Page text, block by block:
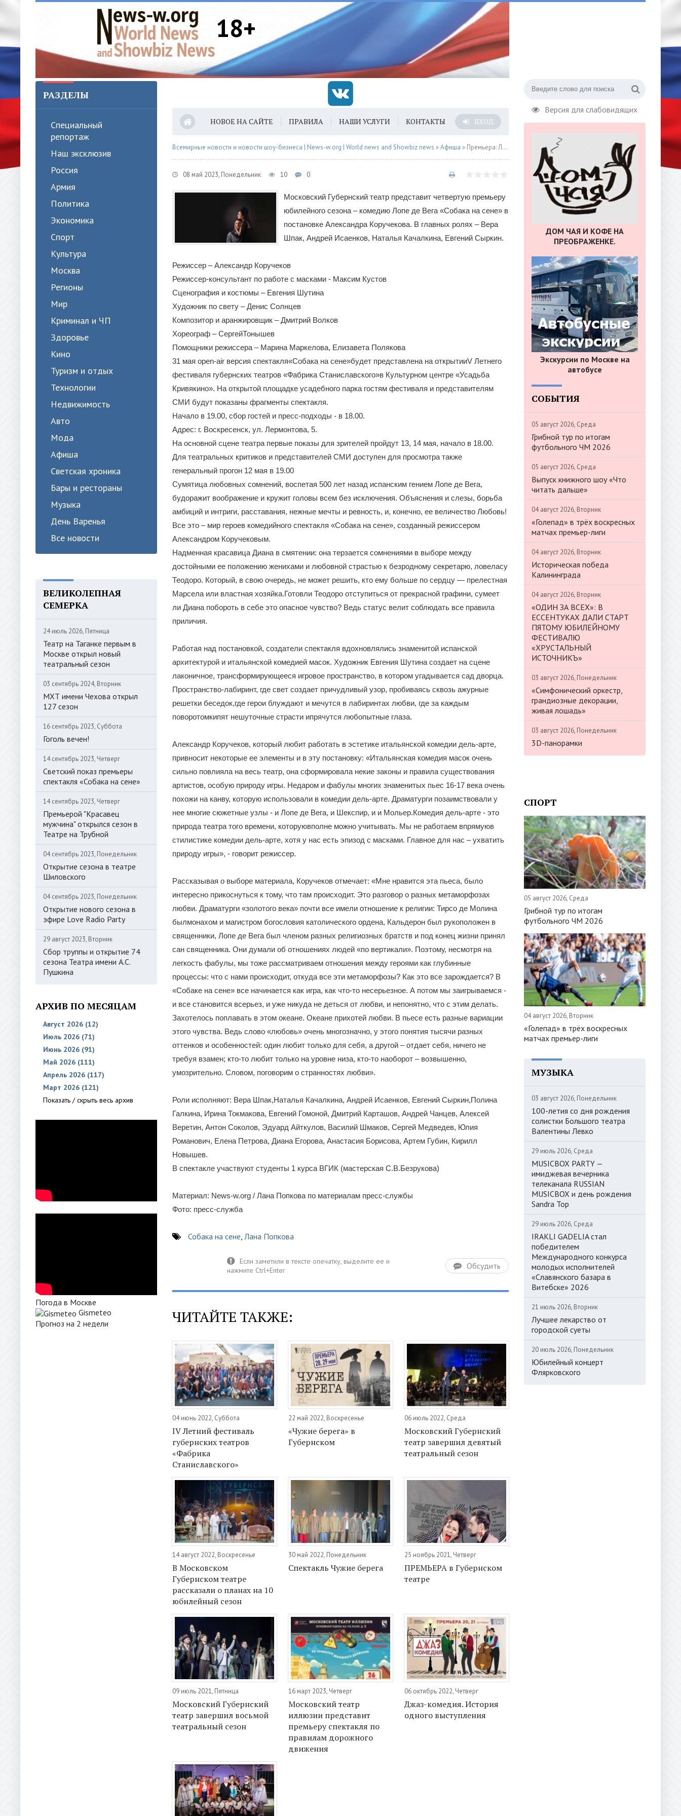
18+
Версия для слабовидящих
РАЗДЕЛЫ
Специальный
репортаж
Наш эксклюзив
Россия
Армия
Политика
Экономика
Спорт
Культура
Москва
Регионы
Мир
Криминал и ЧП
Здоровье
Кино
Туризм и отдых
Технологии
Недвижимость
Авто
Мода
Афиша
Светская хроника
Бары и рестораны
Музыка
День Варенья
Все новости
ВЕЛИКОЛЕПНАЯ
СЕМЕРКА
24 июль 2026, Пятница
Театр на Таганке первым в
Москве открыл новый
театральный сезон
03 сентябрь 2024, Вторник
МХТ имени Чехова открыл
127 сезон
16 сентябрь 2023, Суббота
Гоголь вечен!
14 сентябрь 2023, Четверг
Светский показ премьеры
спектакля «Собака на сене»
14 сентябрь 2023, Четверг
Премьерой "Красавец
мужчина" открылся сезон в
Театре на Трубной
04 сентябрь 2023, Понедельник
Открытие сезона в театре
Шиловского
04 сентябрь 2023, Понедельник
Открытие нового сезона в
эфире Love Radio Party
29 август 2023, Вторник
Сбор труппы и открытие 74
сезона Театра имени А.С.
Пушкина
АРХИВ ПО МЕСЯЦАМ
Август 2026 (12)
Июль 2026 (71)
Июнь 2026 (91)
Май 2026 (111)
Апрель 2026 (117)
Март 2026 (121)
Показать / скрыть весь архив
Погода в Москве
Gismeteo
Прогноз на 2 недели
НОВОЕ НА САЙТЕ ПРАВИЛА НАШИ УСЛУГИ КОНТАКТЫ ВХОД
Всемирные новости и новости шоу-бизнеса | News-w.org | World news and Showbiz news »Афиша » Премьера: Лопе де Вега «Собака на сене»
08 май 2023, Понедельник 10 0
Московский Губернский театр представит четвертую премьеру
юбилейного сезона – комедию Лопе де Вега «Собака на сене» в
постановке Александра Коручекова. В главных ролях – Вера
Шпак, Андрей Исаенков, Наталья Качалкина, Евгений Сыркин.
Режиссер – Александр Коручеков
Режиссер-консультант по работе с масками - Максим Кустов
Сценография и костюмы – Евгения Шутина
Художник по свету – Денис Солнцев
Композитор и аранжировщик – Дмитрий Волков
Хореограф – СергейТонышев
Помощники режиссера – Марина Маркелова, Елизавета Полякова
31 мая оpen-air версия спектакля«Собака на сене»будет представлена на открытииV Летнего
фестиваля губернских театров «Фабрика Станиславского»в Культурном центре «Усадьба
Кривякино». На открытой площадке усадебного парка гостям фестиваля и представителям
СМИ будут показаны фрагменты спектакля.
Начало в 19.00, сбор гостей и пресс-подходы - в 18.00.
Адрес: г. Воскресенск, ул. Лермонтова, 5.
На основной сцене театра первые показы для зрителей пройдут 13, 14 мая, начало в 18.00.
Для театральных критиков и представителей СМИ доступен для просмотра также
генеральный прогон 12 мая в 19.00
Сумятица любовных сомнений, воспетая 500 лет назад испанским гением Лопе де Вега,
будоражит воображение и кружит головы всем без исключения. Объяснения и слезы, борьба
амбиций и интриги, расставания, нежные мечты и ревность, и, конечно, ее величество Любовь!
Все это – мир героев комедийного спектакля «Собака на сене», созданный режиссером
Александром Коручековым.
Надменная красавица Диана в смятении: она терзается сомнениями в выборе между
достойными ее положению женихами и любовной страстью к безродному секретарю, ловеласу
Теодоро. Который, в свою очередь, не может решить, кто ему больше по сердцу — прелестная
Марсела или властная хозяйка.Готовли Теодоро отступиться от прекрасной графини, сумеет
ли Диана побороть в себе это опасное чувство? Ведь статус велит соблюдать все правила
приличия.
Работая над постановкой, создатели спектакля вдохновлялись знаменитой испанской
архитектурой и итальянской комедией масок. Художник Евгения Шутина создает на сцене
лаконичное, трансформирующееся игровое пространство, в котором угадывается сад дворца.
Пространство-лабиринт, где свет создает причудливый узор, пробиваясь сквозь ажурные
решетки беседок,где герои блуждают и мечутся в лабиринтах любви, где за каждым
поворотомкипят нешуточные страсти ипрячутся любопытные глаза.
Александр Коручеков, который любит работать в эстетике итальянской комедии дель-арте,
привносит некоторые ее элементы и в эту постановку: «Итальянская комедия масок очень
сильно повлияла на весь театр, она сформировала некие законы и правила существования
артистов, особую природу игры. Недаром и фабулы многих знаменитых пьес 16-17 века очень
похожи на канву, которую использовали в комедии дель-арте. Драматурги позаимствовали у
нее многие сюжетные узлы - и Лопе де Вега, и Шекспир, и и Мольер.Комедия дель-арте - это
природа театра того времени, которуювполне можно учитывать. Мы не работаем впрямуюв
стилистике комедии дель-арте, хотя у нас есть эпизод с масками. Главное для нас – ухватить
природу игры», - говорит режиссер.
Рассказывая о выборе материала, Коручеков отмечает: «Мне нравится эта пьеса, было
интересно прикоснуться к тому, что там происходит. Это разговор о разных метаморфозах
любви. Драматурги «золотого века» почти все имели отношение к религии: Тирсо де Молина
былмонахом и магистром богословия католического ордена, Кальдерон был рукоположен в
священники, Лопе де Вега был членом разных религиозных братств и под конец жизни принял
сан священника. Они думали об отношениях людей «по вертикали». Поэтому, несмотря на
легкость фабулы, мы тоже рассматриваем отношения между героями как глубинные
процессы: что с нами происходит, откуда все эти метаморфозы? Как это все зарождается? В
«Собаке на сене» все начинается как игра, как что-то несерьезное. А потом мы заигрываемся -
и все становится всерьез, и уже никуда не деться от любви, и непонятно, что с этим делать.
Захотелось поплавать в этом океане. Океане прихотей любви. В пьесе есть разные вариации
этого чувства. Ведь слово «любовь» очень многозначно, у этого понятия тысячи разных
оттенков и особенностей: один любит только для себя, а другой – отдает себя, ничего не
требуя взамен; кто-то любит только на уровне низа, кто-то наоборот – возвышенно,
умозрительно. Словом, поговорим о странностях любви».
Роли исполняют: Вера Шпак,Наталья Качалкина, Андрей Исаенков, Евгений Сыркин,Полина
Галкина, Ирина Токмакова, Евгений Гомоной, Дмитрий Карташов, Андрей Чанцев, Алексей
Веретин, Антон Соколов, Эдуард Айткулов, Василий Шмаков, Сергей Медведев, Юлия
Романович, Елена Петрова, Диана Егорова, Анастасия Борисова, Артем Губин, Кирилл
Новышев.
В спектакле участвуют студенты 1 курса ВГИК (мастерская С.В.Безрукова)
Материал: News-w.org / Лана Попкова по материалам пресс-службы
Фото: пресс-служба
Собака на сене, Лана Попкова
Обсудить
ЧИТАЙТЕ ТАКЖЕ:
04 июнь 2022, Суббота
IV Летний фестиваль
губернских театров
«Фабрика
Станиславского»
22 май 2022, Воскресенье
«Чужие берега» в
Губернском
06 июль 2022, Среда
Московский Губернский
театр завершил девятый
театральный сезон
14 август 2022, Воскресенье
В Московском
Губернском театре
рассказали о планах на 10
юбилейный сезон
30 май 2022, Понедельник
Спектакль Чужие берега
25 ноябрь 2021, Четверг
ПРЕМЬЕРА в Губернском
театре
09 июль 2021, Пятница
Московский Губернский
театр завершил восьмой
театральный сезон
16 март 2023, Четверг
Московский театр
иллюзии представит
премьеру спектакля по
правилам дорожного
движения
06 октябрь 2022, Четверг
Джаз-комедия. История
одного выступления
ДОМ ЧАЯ И КОФЕ НА
ПРЕОБРАЖЕНКЕ.
Экскурсии по Москве на
автобусе
СОБЫТИЯ
05 август 2026, Среда
Грибной тур по итогам
футбольного ЧМ 2026
05 август 2026, Среда
Выпуск книжного шоу «Что
читать дальше»
04 август 2026, Вторник
«Голепад» в трёх воскресных
матчах премьер-лиги
04 август 2026, Вторник
Историческая победа
Калининграда
04 август 2026, Вторник
«ОДИН ЗА ВСЕХ»: В
ЕССЕНТУКАХ ДАЛИ СТАРТ
ПЯТОМУ ЮБИЛЕЙНОМУ
ФЕСТИВАЛЮ
«ХРУСТАЛЬНЫЙ
ИСТОЧНИКЪ»
03 август 2026, Понедельник
«Симфонический оркестр,
грандиозные декорации,
живая лошадь»
03 август 2026, Понедельник
3D-панорамки
СПОРТ
05 август 2026, Среда
Грибной тур по итогам
футбольного ЧМ 2026
04 август 2026, Вторник
«Голепад» в трёх воскресных
матчах премьер-лиги
МУЗЫКА
03 август 2026, Понедельник
100-летия со дня рождения
солистки Большого театра
Валентины Левко
29 июль 2026, Среда
MUSICBOX PARTY —
имиджевая вечерника
телеканала RUSSIAN
MUSICBOX и день рождения
Sandra Top
29 июль 2026, Среда
IRAKLI GADELIA стал
победителем
Международного конкурса
молодых исполнителей
«Славянского базара в
Витебске» 2026
21 июль 2026, Вторник
Лучшее лекарство от
городской суеты
20 июль 2026, Понедельник
Юбилейный концерт
Флярковского